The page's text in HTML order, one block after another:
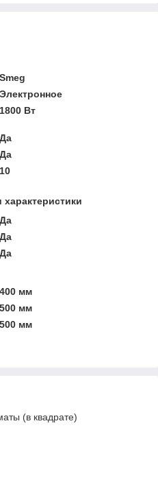
Smeg
Электронное
1800 Вт
Да
Да
10
Да
Да
Да
400 мм
500 мм
500 мм
(в квадрате)